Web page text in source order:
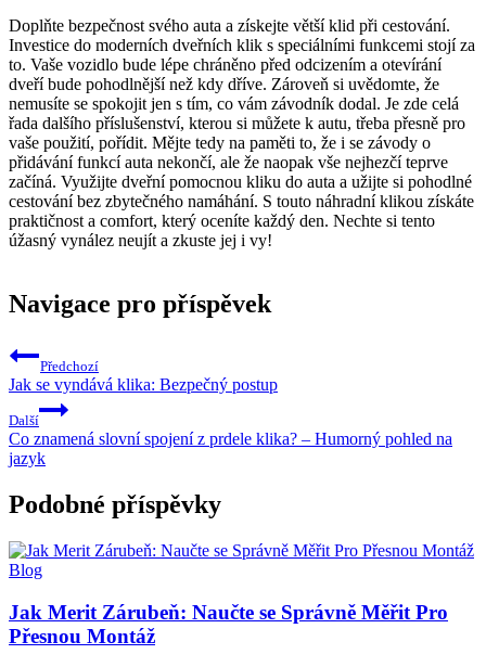
Doplňte bezpečnost svého auta​ a získejte větší klid při cestování.
Investice do moderních dveřních klik s speciálními funkcemi stojí za
to. Vaše vozidlo bude lépe chráněno před odcizením a‍ otevírání
dveří bude pohodlnější než kdy dříve.⁢ Zároveň si uvědomte, že
nemusíte ​se spokojit jen s tím, co vám závodník​ dodal. Je zde‍ celá
řada⁤ dalšího příslušenství, kterou si můžete ‍k autu, třeba přesně pro
vaše použití, pořídit. ‌Mějte tedy⁣ na paměti to,​ že i se závody ‍o
přidávání funkcí auta nekončí, ale ‍že naopak vše nejhezčí teprve
začíná. Využijte ⁢dveřní pomocnou kliku ⁢do auta a užijte si pohodlné
cestování bez zbytečného namáhání.‌ S touto náhradní ⁤klikou získáte
praktičnost a‍ comfort, který oceníte ​každý den. Nechte si tento
úžasný vynález neujít a zkuste jej i vy!
Navigace pro příspěvek
Předchozí
Jak se vyndává klika: Bezpečný postup
Další
Co znamená slovní spojení z prdele klika? – Humorný pohled na
jazyk
Podobné příspěvky
Blog
Jak Merit Zárubeň: Naučte se Správně Měřit Pro
Přesnou Montáž